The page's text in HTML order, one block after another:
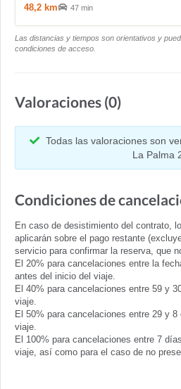
48,2 km 47 min
Las distancias y tiempos son orientativos y
condiciones de acceso.
Valoraciones (0)
Todas las valoraciones son
La Palma
Condiciones de
En caso de desistimiento del contrato,
aplicarán sobre el pago restante
servicio para confirmar la reserva, que
El 20% para cancelaciones entre la
antes del inicio del viaje.
El 40% para cancelaciones entre 59 y
viaje.
El 50% para cancelaciones entre 29 y
viaje.
El 100% para cancelaciones entre 7
viaje, así como para el caso de no